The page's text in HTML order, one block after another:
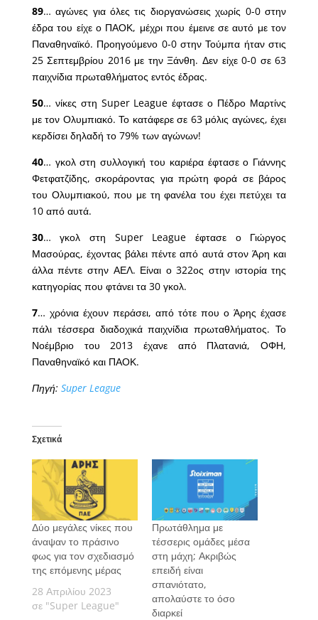
89… αγώνες για όλες τις διοργανώσεις χωρίς 0-0 στην
έδρα του είχε ο ΠΑΟΚ, μέχρι που έμεινε σε αυτό με τον
Παναθηναϊκό. Προηγούμενο 0-0 στην Τούμπα ήταν στις
25 Σεπτεμβρίου 2016 με την Ξάνθη. Δεν είχε 0-0 σε 63
παιχνίδια πρωταθλήματος εντός έδρας.
50… νίκες στη Super League έφτασε ο Πέδρο Μαρτίνς
με τον Ολυμπιακό. Το κατάφερε σε 63 μόλις αγώνες, έχει
κερδίσει δηλαδή το 79% των αγώνων!
40… γκολ στη συλλογική του καριέρα έφτασε ο Γιάννης
Φετφατζίδης, σκοράροντας για πρώτη φορά σε βάρος
του Ολυμπιακού, που με τη φανέλα του έχει πετύχει τα
10 από αυτά.
30… γκολ στη Super League έφτασε ο Γιώργος
Μασούρας, έχοντας βάλει πέντε από αυτά στον Άρη και
άλλα πέντε στην ΑΕΛ. Είναι ο 322ος στην ιστορία της
κατηγορίας που φτάνει τα 30 γκολ.
7… χρόνια έχουν περάσει, από τότε που ο Άρης έχασε
πάλι τέσσερα διαδοχικά παιχνίδια πρωταθλήματος. Το
Νοέμβριο του 2013 έχανε από Πλατανιά, ΟΦΗ,
Παναθηναϊκό και ΠΑΟΚ.
Πηγή: Super League
Σχετικά
Δύο μεγάλες νίκες που
άναψαν το πράσινο
φως για τον σχεδιασμό
της επόμενης μέρας
28 Απριλίου 2023
σε "Super League"
Πρωτάθλημα με
τέσσερις ομάδες μέσα
στη μάχη; Ακριβώς
επειδή είναι
σπανιότατο,
απολαύστε το όσο
διαρκεί